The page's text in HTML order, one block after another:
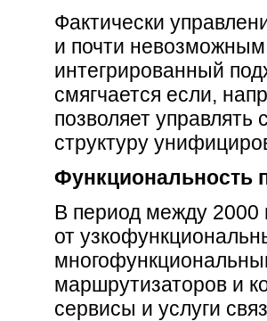
Фактически
и почти
интегрированный
смягчается если,
позволяет
структуру
Функциональность
В период между 2000
от
маршрутизаторов и
сервисы и услуги